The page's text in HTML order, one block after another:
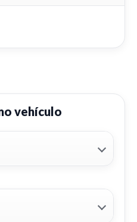
vehículo